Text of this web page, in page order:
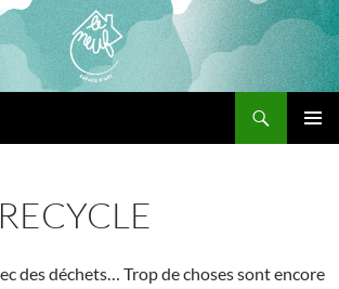
des déchets… Trop de choses sont encore